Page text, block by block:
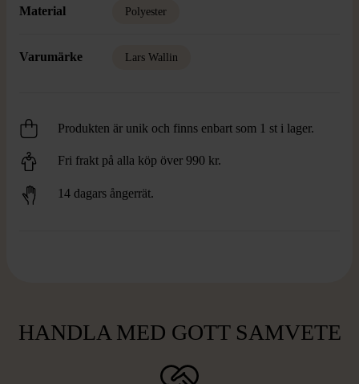
Material Polyester
Varumärke Lars Wallin
Produkten är unik och finns enbart som 1 st i lager.
Fri frakt på alla köp över 990 kr.
14 dagars ångerrät.
HANDLA MED GOTT SAMVETE